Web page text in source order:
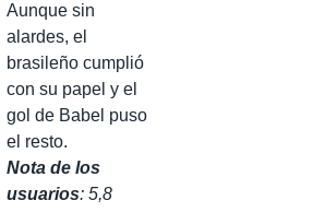
Aunque sin
alardes, el
brasileño cumplió
con su papel y el
gol de Babel puso
el resto.
Nota de los
usuarios: 5,8